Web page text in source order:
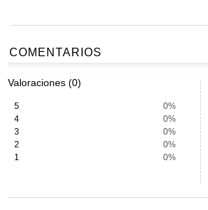
COMENTARIOS
Valoraciones (0)
5
0%
4
0%
3
0%
2
0%
1
0%